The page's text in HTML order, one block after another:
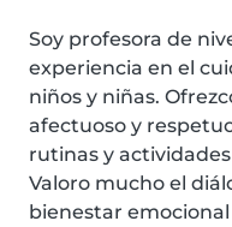
Soy profesora de
experiencia en el
niños y niñas.
afectuoso y
rutinas y
Valoro mucho el
bienestar emocional